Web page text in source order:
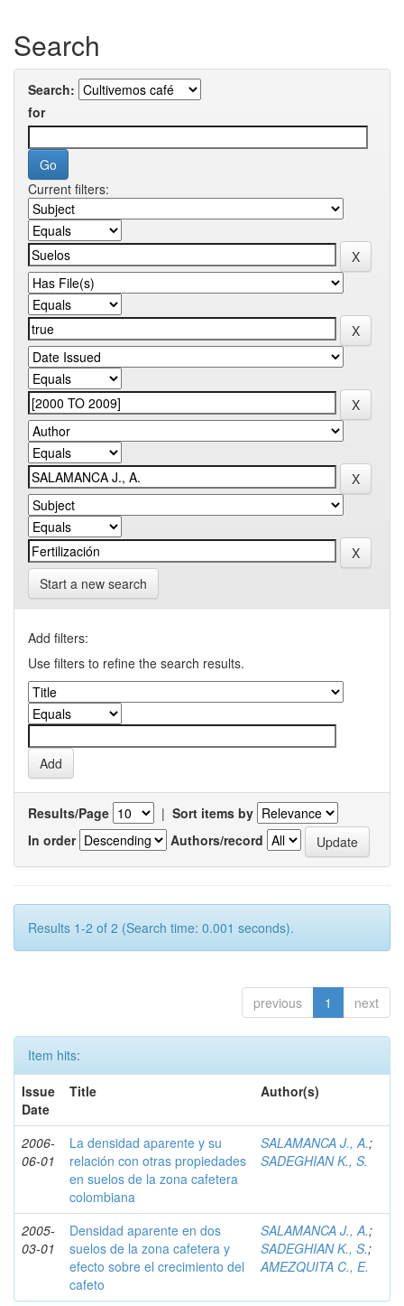
Search
Search:
for
Current filters:
Start a new search
Add filters:
Use filters to refine the search results.
Results/Page | Sort items by
In order
Authors/record
Results 1-2 of 2 (Search time: 0.001 seconds).
previous 1 next
Item hits:
Issue
Date
Title Author(s)
2006-
06-01
La densidad aparente y su
relación con otras propiedades
en suelos de la zona cafetera
colombiana
SALAMANCA J., A.;
SADEGHIAN K., S.
2005-
03-01
Densidad aparente en dos
suelos de la zona cafetera y
efecto sobre el crecimiento del
cafeto
SALAMANCA J., A.;
SADEGHIAN K., S.;
AMEZQUITA C., E.